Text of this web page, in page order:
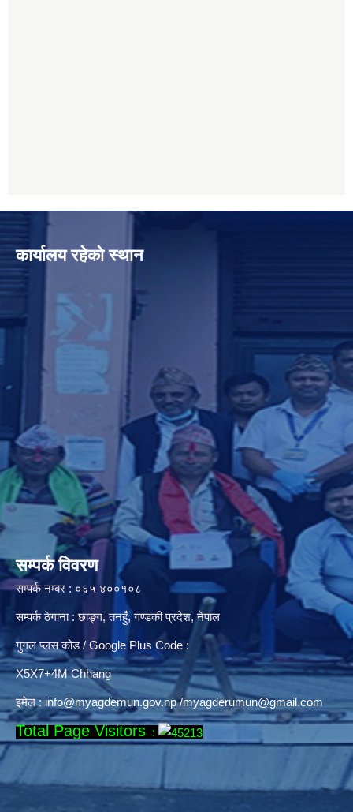
कार्यालय रहेको स्थान
सम्पर्क विवरण
सम्पर्क नम्बर : ०६५ ४००१०८
सम्पर्क ठेगाना : छाङ्ग, तनहुँ, गण्डकी प्रदेश, नेपाल
गुगल प्लस कोड / Google Plus Code :
X5X7+4M Chhang
इमेल :info@myagdemun.gov.np/myagderumun@gmail.com
Total Page Visitors :